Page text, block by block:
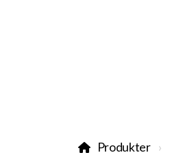
Produkter